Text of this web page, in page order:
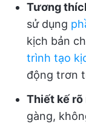
Tương
sử dụng
kịch bản
trình tạo
động trơn
Thiết kế rõ
gàng,